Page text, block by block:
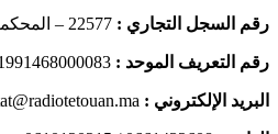
رقم السجل التجاري : 22577 – المحكمة الابتدائية بتطوان
رقم التعريف الموحد :
البريد الإلكتروني :